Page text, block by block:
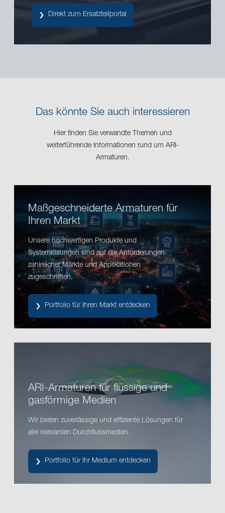
Direkt zum Ersatzteilportal
Das könnte Sie auch interessieren
Hier finden Sie verwandte Themen und
weiterführende Informationen rund um ARI-
Armaturen.
Maßgeschneiderte Armaturen für
Ihren Markt
Unsere hochwertigen Produkte und
Systemlösungen sind auf die Anforderungen
zahlreicher Märkte und Applikationen
zugeschnitten.
Portfolio für Ihren Markt entdecken
ARI-Armaturen für flüssige und
gasförmige Medien
Wir bieten zuverlässige und effiziente Lösungen für
alle relevanten Durchflussmedien.
Portfolio für Ihr Medium entdecken